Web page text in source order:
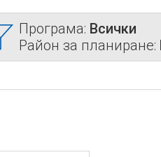
Програма: Всички
Район за планиране: